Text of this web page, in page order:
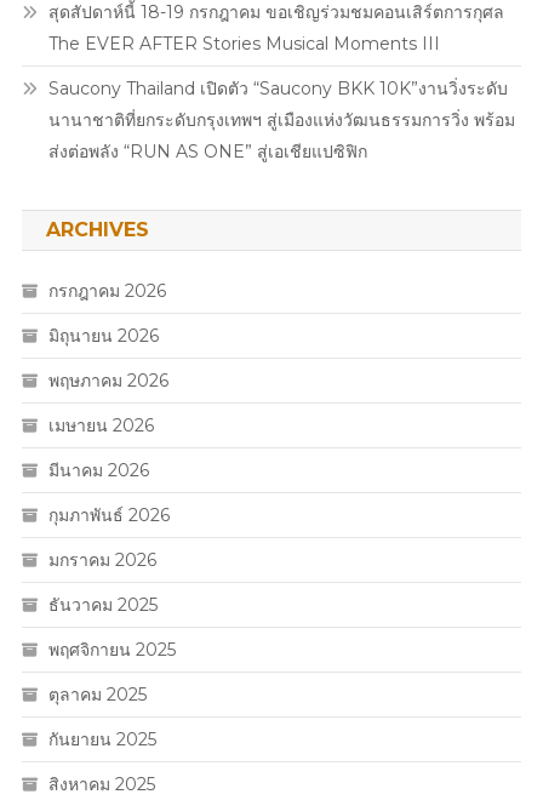
สุดสัปดาห์นี้ 18-19 กรกฎาคม ขอเชิญร่วมชมคอนเสิร์ตการกุศล
The EVER AFTER Stories Musical Moments III
Saucony Thailand เปิดตัว “Saucony BKK 10K”งานวิ่งระดับ
นานาชาติที่ยกระดับกรุงเทพฯ สู่เมืองแห่งวัฒนธรรมการวิ่ง พร้อม
ส่งต่อพลัง “RUN AS ONE” สู่เอเชียแปซิฟิก
ARCHIVES
กรกฎาคม 2026
มิถุนายน 2026
พฤษภาคม 2026
เมษายน 2026
มีนาคม 2026
กุมภาพันธ์ 2026
มกราคม 2026
ธันวาคม 2025
พฤศจิกายน 2025
ตุลาคม 2025
กันยายน 2025
สิงหาคม 2025